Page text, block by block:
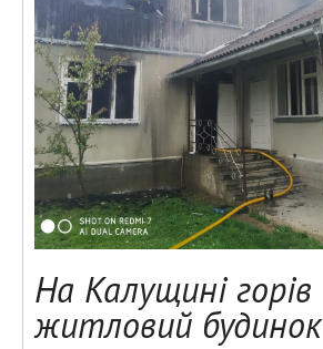
На Калущині горів
житловий будинок